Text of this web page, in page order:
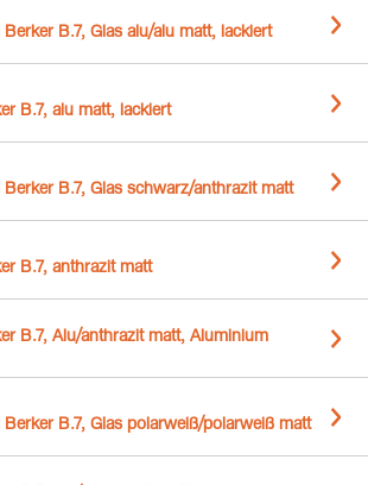
B.7, Glas alu/alu matt, lackiert
B.7, alu matt, lackiert
B.7, Glas schwarz/anthrazit matt
B.7, anthrazit matt
B.7, Alu/anthrazit matt, Aluminium
B.7, Glas polarweiß/polarweiß matt